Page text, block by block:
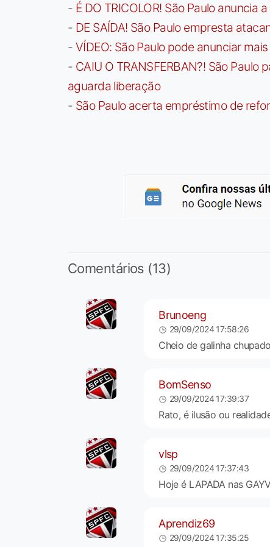
- É DO TRICOLOR! São Paulo
- DE SAÍDA! São Paulo empresta
- VÍDEO: São Paulo pode anunciar
- CAIU O TRANSFERBAN?! São
aguarda liberação
- São Paulo acerta empréstimo de
Comentários (13)
Brunoeng
29/09/2024 17:58:26
Cheio de galinha
BomSenso
29/09/2024 17:39:37
Rato, é ilusão ou
vlsp
29/09/2024 17:37:43
Hoje é LAPADA nas
Aprendiz69
29/09/2024 17:35:25